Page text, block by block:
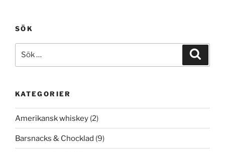
SÖK
efter:
KATEGORIER
Amerikansk whiskey (2)
Barsnacks & Chocklad (9)